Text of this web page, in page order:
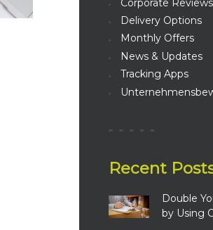
Delivery Options
Monthly Offers
News & Updates
Tracking Apps
Recent
Double
by Using